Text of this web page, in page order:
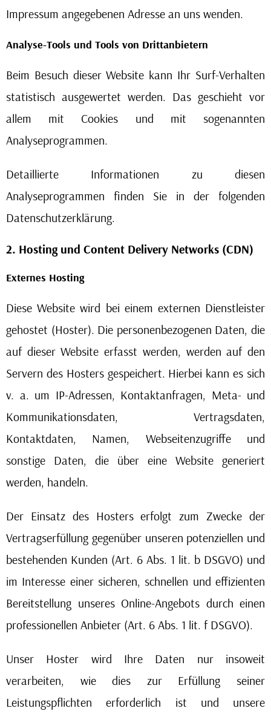
Impressum angegebenen Adresse an uns wenden.
Analyse-Tools und Tools von Drittanbietern
Beim Besuch dieser Website kann Ihr Surf-Verhalten
statistisch ausgewertet werden. Das geschieht vor
allem mit Cookies und mit sogenannten
Analyseprogrammen.
Detaillierte Informationen zu diesen
Analyseprogrammen finden Sie in der folgenden
Datenschutzerklärung.
2. Hosting und Content Delivery Networks (CDN)
Externes Hosting
Diese Website wird bei einem externen Dienstleister
gehostet (Hoster). Die personenbezogenen Daten, die
auf dieser Website erfasst werden, werden auf den
Servern des Hosters gespeichert. Hierbei kann es sich
v. a. um IP-Adressen, Kontaktanfragen, Meta- und
Kommunikationsdaten, Vertragsdaten,
Kontaktdaten, Namen, Webseitenzugriffe und
sonstige Daten, die über eine Website generiert
werden, handeln.
Der Einsatz des Hosters erfolgt zum Zwecke der
Vertragserfüllung gegenüber unseren potenziellen und
bestehenden Kunden (Art. 6 Abs. 1 lit. b DSGVO) und
im Interesse einer sicheren, schnellen und effizienten
Bereitstellung unseres Online-Angebots durch einen
professionellen Anbieter (Art. 6 Abs. 1 lit. f DSGVO).
Unser Hoster wird Ihre Daten nur insoweit
verarbeiten, wie dies zur Erfüllung seiner
Leistungspflichten erforderlich ist und unsere